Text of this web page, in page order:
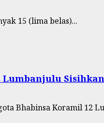
15 (lima belas)...
Bhabinsa Koramil 12